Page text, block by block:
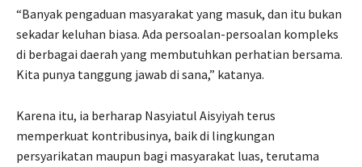
“Banyak pengaduan masyarakat yang masuk, dan itu bukan
sekadar keluhan biasa. Ada persoalan-persoalan kompleks
di berbagai daerah yang membutuhkan perhatian bersama.
Kita punya tanggung jawab di sana,” katanya.
Karena itu, ia berharap Nasyiatul Aisyiyah terus
memperkuat kontribusinya, baik di lingkungan
persyarikatan maupun bagi masyarakat luas, terutama